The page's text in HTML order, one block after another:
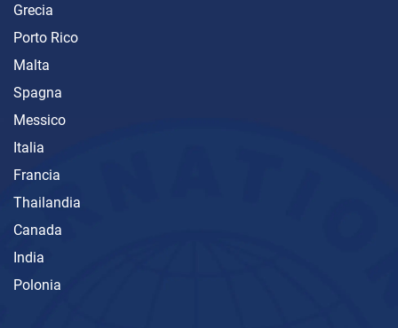
Grecia
Porto Rico
Malta
Spagna
Messico
Italia
Francia
Thailandia
Canada
India
Polonia